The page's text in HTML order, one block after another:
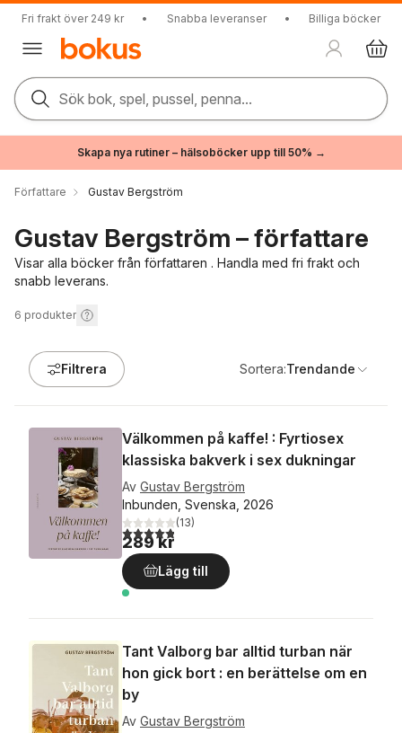
Fri frakt över 249 kr • Snabba leveranser • Billiga böcker
Sök bok, spel, pussel, penna...
Skapa nya rutiner – hälsoböcker upp till 50% →
Författare Gustav Bergström
Gustav Bergström – författare
Visar alla böcker från författaren . Handla med fri frakt och
snabb leverans.
6 produkter
Filtrera Sortera:Trendande
Välkommen på kaffe! : Fyrtiosex
klassiska bakverk i sex dukningar
Av Gustav Bergström
Inbunden, Svenska, 2026
4,8utav 5 stjärnor. Totalt antal röster:
(13)
289 kr
Lägg till
Tant Valborg bar alltid turban när
hon gick bort : en berättelse om en
by
Av Gustav Bergström